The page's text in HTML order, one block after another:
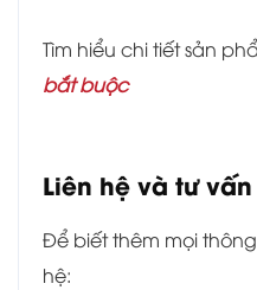
Tìm hiểu chi tiết sản
bắt buộc
Liên hệ và tư vấn
Để biết thêm mọi
hệ: